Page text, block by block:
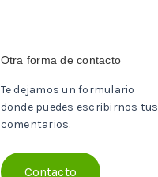
Otra forma de contacto
Te dejamos un formulario
donde puedes escribirnos tus
comentarios.
Contacto